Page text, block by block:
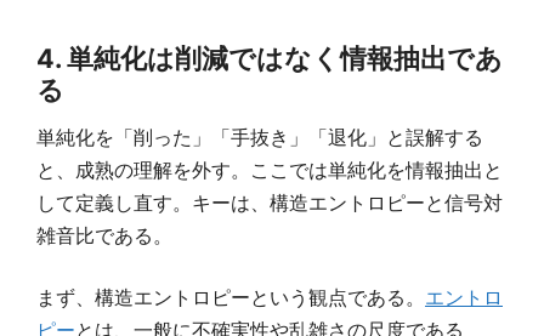
4. 単純化は削減ではなく情報抽出であ
る
単純化を「削った」「手抜き」「退化」と誤解する
と、成熟の理解を外す。ここでは単純化を情報抽出と
して定義し直す。キーは、構造エントロピーと信号対
雑音比である。
まず、構造エントロピーという観点である。 エントロ
ピーとは、一般に不確実性や乱雑さの尺度である